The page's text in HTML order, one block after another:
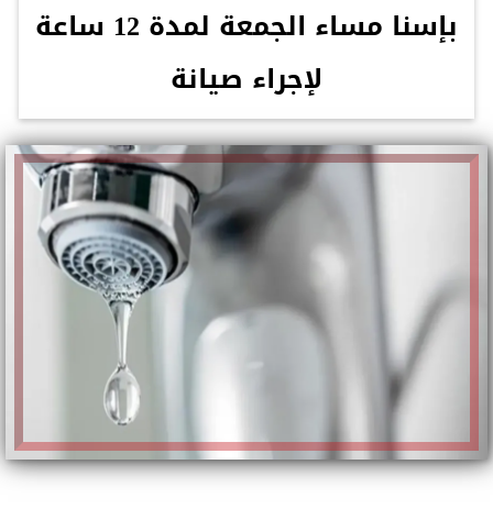
بإسنا مساء الجمعة لمدة 12 ساعة
لإجراء صيانة